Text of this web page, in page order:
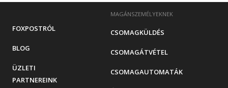
MAGÁNSZEMÉLYEKNEK
CSOMAGKÜLDÉS
CSOMAGÁTVÉTEL
CSOMAGAUTOMATÁK
FOXPOSTRÓL
BLOG
ÜZLETI
PARTNEREINK